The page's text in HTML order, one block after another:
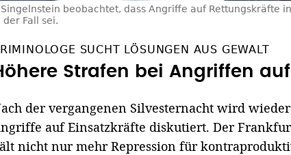
Singelnstein beobachtet, dass Angriffe auf Rettungskräfte
Fall sei.
SUCHT LÖSUNGEN AUS GEWALT
Strafen bei Angriffen
der vergangenen Silvesternacht wird
auf Einsatzkräfte diskutiert. Der
nicht nur mehr Repression für